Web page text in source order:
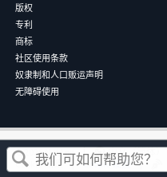
这篇文章对您有帮助吗？
版权
专利
商标
社区使用条款
奴隶制和人口贩运声明
无障碍使用
©2026NetApp 中文（简体）
Cookie 政策
Cookie 设置